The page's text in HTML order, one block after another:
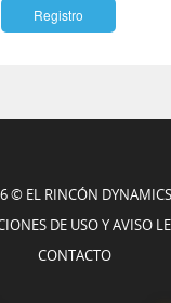
Registro
© EL RINCÓN DYNAMICS
DE USO Y AVISO
CONTACTO